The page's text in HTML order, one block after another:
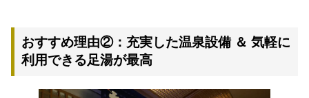
おすすめ理由②：充実した温泉設備 ＆ 気軽に
利用できる足湯が最高